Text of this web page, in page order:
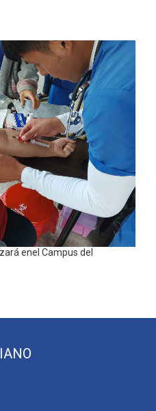
nueva brigada de salud en
atención gratuita durante
tu comunidad” de San
de Cumbaratzaorganizan I